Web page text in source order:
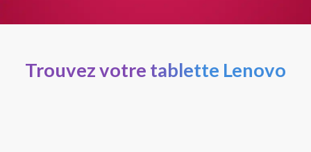
Trouvez votre tablette Lenovo